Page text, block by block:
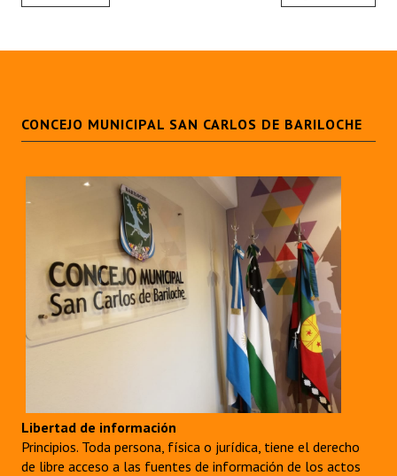
CONCEJO MUNICIPAL SAN CARLOS DE BARILOCHE
Libertad de información
Principios. Toda persona, física o jurídica, tiene el derecho
de libre acceso a las fuentes de información de los actos